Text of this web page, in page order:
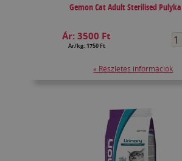
Gemon Cat Adult Sterilised
Ár:3500 Ft
Ár/kg: 1750 Ft
» Részletes információk